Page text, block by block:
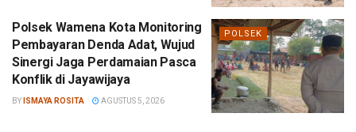
POLSEK
Polsek Wamena Kota Monitoring
Pembayaran Denda Adat, Wujud
Sinergi Jaga Perdamaian Pasca
Konflik di Jayawijaya
BY ISMAYA ROSITA AGUSTUS 5, 2026